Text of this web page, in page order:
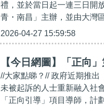
禮，並於當日起一連三日開
青・南昌」主辦，並由大灣
2026-04-27 15:59:58
【今日網圖】「正向
//大家點睇？// 政府近期推
未被起訴的人士重新融入社
「正向引導」項目導師，計